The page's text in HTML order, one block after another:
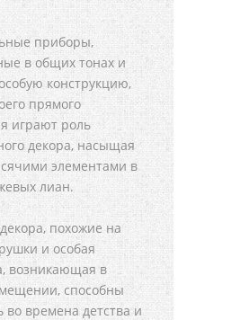
приборы,
в общих тонах и
конструкцию,
прямого
играют роль
декора, насыщая
элементами в
лиан.
похожие на
и особая
возникающая в
способны
во времена детства и